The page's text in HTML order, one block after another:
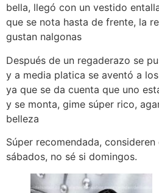
bella, llegó con un vestido
que se nota hasta de frente, la
gustan nalgonas
Después de un regaderazo se
y a media platica se aventó a
ya que se da cuenta que uno
y se monta, gime súper rico,
belleza
Súper recomendada,
sábados, no sé si domingos.